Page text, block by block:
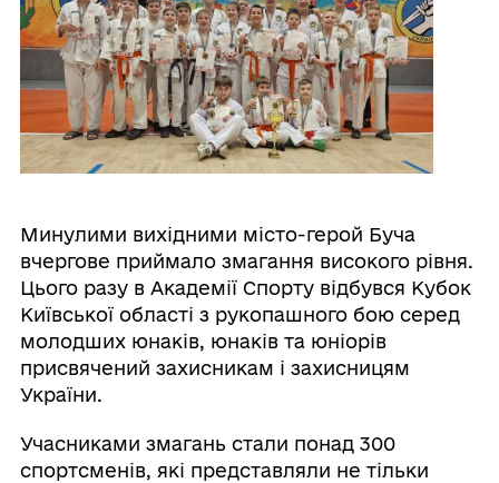
Минулими вихідними місто-герой Буча
вчергове приймало змагання високого рівня.
Цього разу в Академії Спорту відбувся Кубок
Київської області з рукопашного бою серед
молодших юнаків, юнаків та юніорів
присвячений захисникам і захисницям
України.
Учасниками змагань стали понад 300
спортсменів, які представляли не тільки